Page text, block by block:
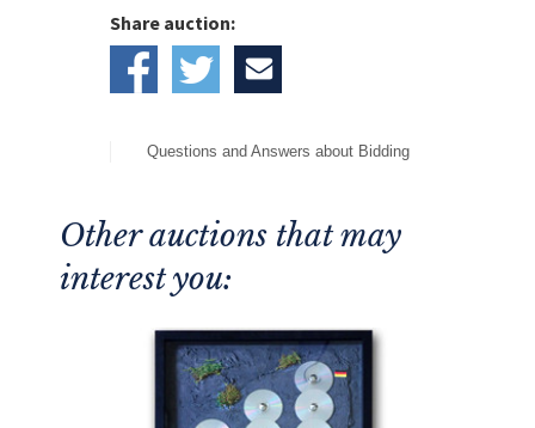
Share auction:
Questions and Answers about Bidding
Other auctions that may
interest you: